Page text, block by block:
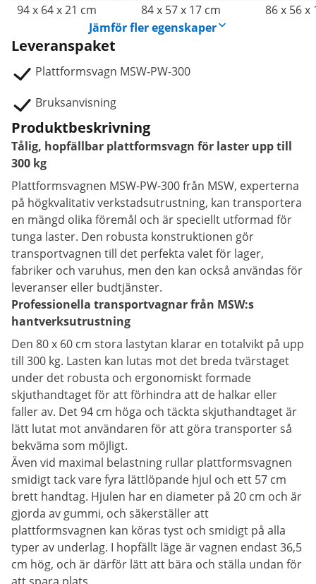
94 x 64 x 21 cm
84 x 57 x 17 cm
86 x 56 x
Jämför fler egenskaper
Leveranspaket
Plattformsvagn MSW-PW-300
Bruksanvisning
Produktbeskrivning
Tålig, hopfällbar plattformsvagn för laster upp till
300 kg
Plattformsvagnen MSW-PW-300 från MSW, experterna
på högkvalitativ verkstadsutrustning, kan transportera
en mängd olika föremål och är speciellt utformad för
tunga laster. Den robusta konstruktionen gör
transportvagnen till det perfekta valet för lager,
fabriker och varuhus, men den kan också användas för
leveranser eller budtjänster.
Professionella transportvagnar från MSW:s
hantverksutrustning
Den 80 x 60 cm stora lastytan klarar en totalvikt på upp
till 300 kg. Lasten kan lutas mot det breda tvärstaget
under det robusta och ergonomiskt formade
skjuthandtaget för att förhindra att de halkar eller
faller av. Det 94 cm höga och täckta skjuthandtaget är
lätt lutat mot användaren för att göra transporter så
bekväma som möjligt.
Även vid maximal belastning rullar plattformsvagnen
smidigt tack vare fyra lättlöpande hjul och ett 57 cm
brett handtag. Hjulen har en diameter på 20 cm och är
gjorda av gummi, och säkerställer att
plattformsvagnen kan köras tyst och smidigt på alla
typer av underlag. I hopfällt läge är vagnen endast 36,5
cm hög, och är därför lätt att bära och ställa undan för